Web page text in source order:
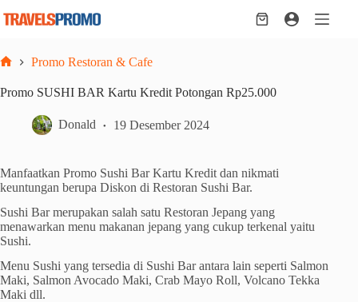
Shopping
Promo Restoran & Cafe
Promo SUSHI BAR Kartu Kredit Potongan Rp25.000
Donald 19 Desember 2024
Manfaatkan Promo Sushi Bar Kartu Kredit dan nikmati
keuntungan berupa Diskon di Restoran Sushi Bar.
Sushi Bar merupakan salah satu Restoran Jepang yang
menawarkan menu makanan jepang yang cukup terkenal yaitu
Sushi.
Menu Sushi yang tersedia di Sushi Bar antara lain seperti Salmon
Maki, Salmon Avocado Maki, Crab Mayo Roll, Volcano Tekka
Maki dll.